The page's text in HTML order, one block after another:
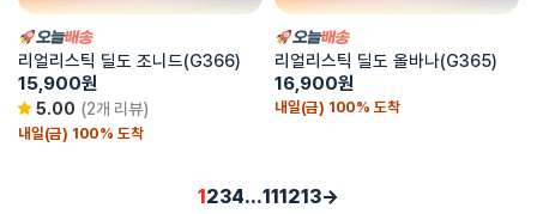
내일(금) 100% 도착
리얼리스틱 딜도 조니드(G366)
15,900원
5.00 (2개 리뷰) 내일(금) 100% 도착
리얼리스틱 딜도 올바나(G365)
16,900원
1234…111213→